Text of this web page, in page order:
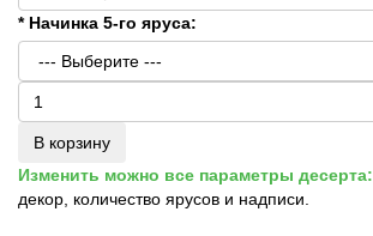
* Начинка 5-го яруса:
В корзину
Изменить можно все параметры десерта:
декор, количество ярусов и надписи.